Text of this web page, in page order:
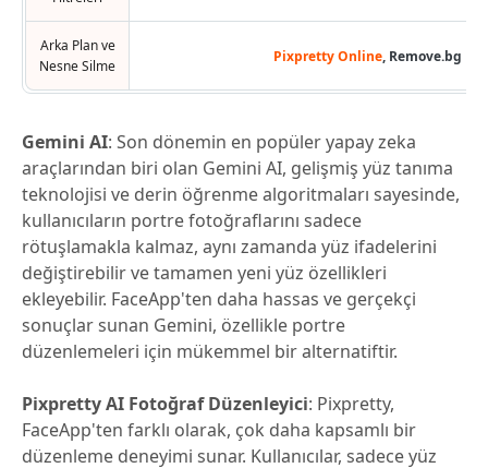
Arka Plan ve
Nesne Silme
Pixpretty Online, Remove.bg
Gemini AI: Son dönemin en popüler yapay zeka
araçlarından biri olan Gemini AI, gelişmiş yüz tanıma
teknolojisi ve derin öğrenme algoritmaları sayesinde,
kullanıcıların portre fotoğraflarını sadece
rötuşlamakla kalmaz, aynı zamanda yüz ifadelerini
değiştirebilir ve tamamen yeni yüz özellikleri
ekleyebilir. FaceApp'ten daha hassas ve gerçekçi
sonuçlar sunan Gemini, özellikle portre
düzenlemeleri için mükemmel bir alternatiftir.
Pixpretty AI Fotoğraf Düzenleyici: Pixpretty,
FaceApp'ten farklı olarak, çok daha kapsamlı bir
düzenleme deneyimi sunar. Kullanıcılar, sadece yüz